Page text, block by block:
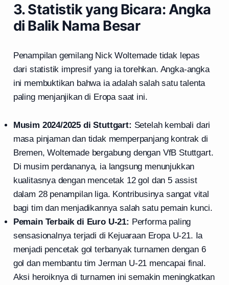
3. Statistik yang Bicara: Angka
di Balik Nama Besar
Penampilan gemilang Nick Woltemade tidak lepas
dari statistik impresif yang ia torehkan. Angka-angka
ini membuktikan bahwa ia adalah salah satu talenta
paling menjanjikan di Eropa saat ini.
Musim 2024/2025 di Stuttgart: Setelah kembali dari
masa pinjaman dan tidak memperpanjang kontrak di
Bremen, Woltemade bergabung dengan VfB Stuttgart.
Di musim perdananya, ia langsung menunjukkan
kualitasnya dengan mencetak 12 gol dan 5 assist
dalam 28 penampilan liga. Kontribusinya sangat vital
bagi tim dan menjadikannya salah satu pemain kunci.
Pemain Terbaik di Euro U-21: Performa paling
sensasionalnya terjadi di Kejuaraan Eropa U-21. Ia
menjadi pencetak gol terbanyak turnamen dengan 6
gol dan membantu tim Jerman U-21 mencapai final.
Aksi heroiknya di turnamen ini semakin meningkatkan